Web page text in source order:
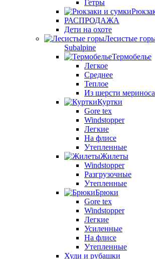
Гетры
РАСПРОДАЖА
Дети на охоте
Лесистые
Subalpine
Термобелье
Легкое
Среднее
Теплое
Из шерсти мериноса
Куртки
Gore tex
Windstopper
Легкие
На флисе
Утепленные
Жилеты
Windstopper
Разгрузочные
Утепленные
Брюки
Gore tex
Windstopper
Легкие
Усиленные
На флисе
Утепленные
Худи и рубашки